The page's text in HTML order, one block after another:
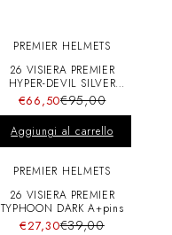
PREMIER HELMETS
26 VISIERA PREMIER
HYPER-DEVIL SILVER
CHRO A+pins
€66,50€95,00
Aggiungi al carrello
PREMIER HELMETS
26 VISIERA PREMIER
TYPHOON DARK A+pins
€27,30€39,00